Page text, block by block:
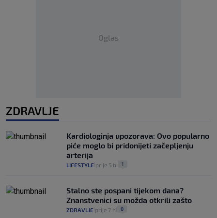
Oglas
ZDRAVLJE
Kardiologinja upozorava: Ovo popularno
piće moglo bi pridonijeti začepljenju
arterija
LIFESTYLE prije 5 h 1
Stalno ste pospani tijekom dana?
Znanstvenici su možda otkrili zašto
ZDRAVLJE prije 7 h 0